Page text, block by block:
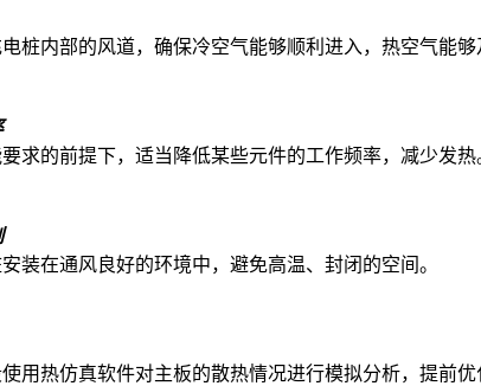
桩内部的风道，确保冷空气能够顺利进入，热空气能够
求的前提下，适当降低某些元件的工作频率，减少发热
装在通风良好的环境中，避免高温、封闭的空间。
用热仿真软件对主板的散热情况进行模拟分析，提前优